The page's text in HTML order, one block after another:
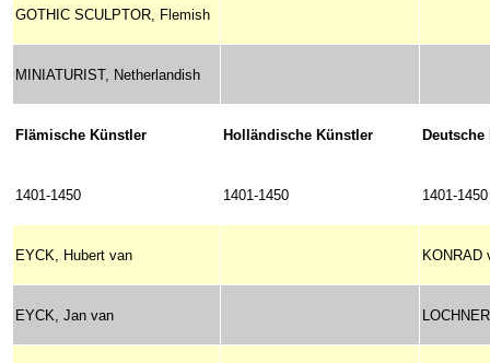
GOTHIC SCULPTOR, Flemish
MINIATURIST, Netherlandish
Flämische Künstler Holländische Künstler
1401-1450 1401-1450 1401-1450
EYCK, Hubert van KONRAD
EYCK, Jan van